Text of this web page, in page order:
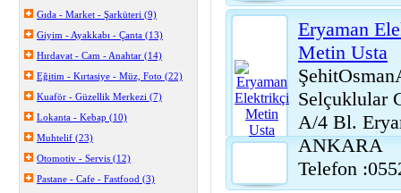
Gıda - Market - Şarküteri (9)
Giyim - Ayakkabı - Çanta (13)
Hırdavat - Cam - Anahtar (14)
Eğitim - Kırtasiye - Müz, Foto (22)
Kuaför - Güzellik Merkezi (7)
Lokanta - Kebap (10)
Muhtelif (23)
Otomotiv - Servis (12)
Pastane - Cafe - Fastfood (3)
Eryaman
Metin Usta
Selçuklular
A/4 Bl.
ANKARA
Telefon